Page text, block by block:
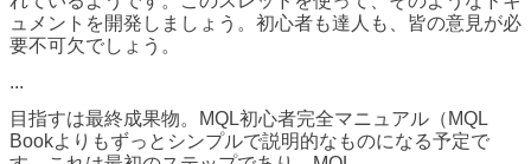
ュメントを開発しましょう。初心者も達人も、皆の意見が必
要不可欠でしょう。
...
目指すは最終成果物。MQL初心者完全マニュアル（MQL
Bookよりもずっとシンプルで説明的なものになる予定で